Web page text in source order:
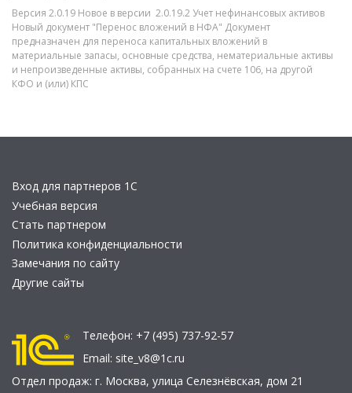
Версия 2.0.19 Новое в версии 2.0.19.2 Учет нефинансовых активов
Новый документ "Перенос вложений в НФА" Документ
предназначен для переноса капитальных вложений в
материальные запасы, основные средства, нематериальные активы
и непроизведенные активы, собранных на счете 106, на другой
КФО и (или) КПС
Вход для партнеров 1С
Учебная версия
Стать партнером
Политика конфиденциальности
Замечания по сайту
Другие сайты
Телефон: +7 (495) 737-92-57
Email: site_v8@1c.ru
Отдел продаж: г. Москва, улица Селезнёвская, дом 21